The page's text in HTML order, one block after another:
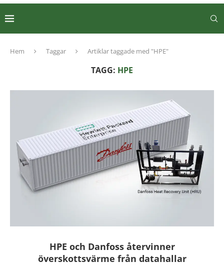
Hem Taggar Artiklar taggade med "HPE"
TAGG: HPE
HPE och Danfoss återvinner
överskottsvärme från datahallar